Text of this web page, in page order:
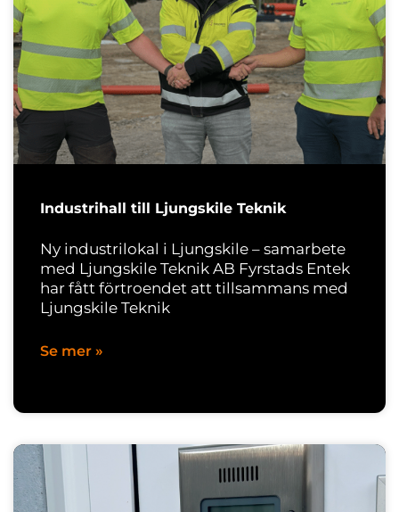
Industrihall till Ljungskile Teknik
Ny industrilokal i Ljungskile – samarbete
med Ljungskile Teknik AB Fyrstads Entek
har fått förtroendet att tillsammans med
Ljungskile Teknik
Se mer »